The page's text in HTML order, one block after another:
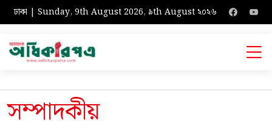
ঢাকা | Sunday, 9th August 2026, ৯th August ২০২৬
সম্পাদকীয়